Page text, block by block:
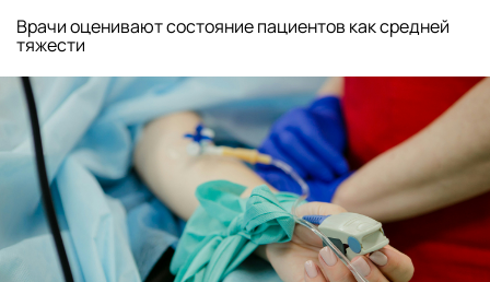
Врачи оценивают состояние пациентов как средней
тяжести